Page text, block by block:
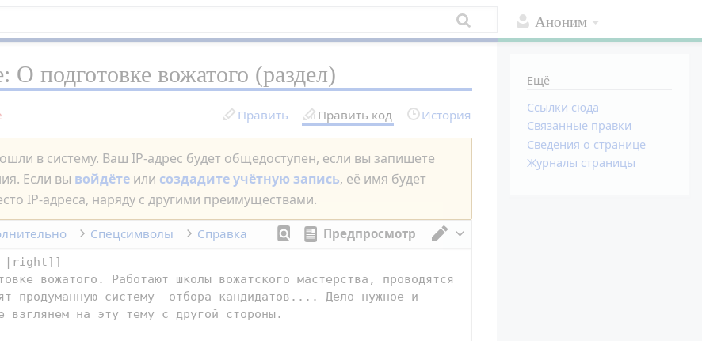
Аноним
О подготовке вожатого (раздел)
Править Править код История
в систему. Ваш IP-адрес будет общедоступен, если вы запишете
Если вы войдёте или создадите учётную запись, её имя будет
IP-адреса, наряду с другими преимуществами.
Предпросмотр
Переключить редактор
Спецсимволы Справка
Ещё
Ссылки сюда
Связанные правки
Сведения о странице
Журналы страницы